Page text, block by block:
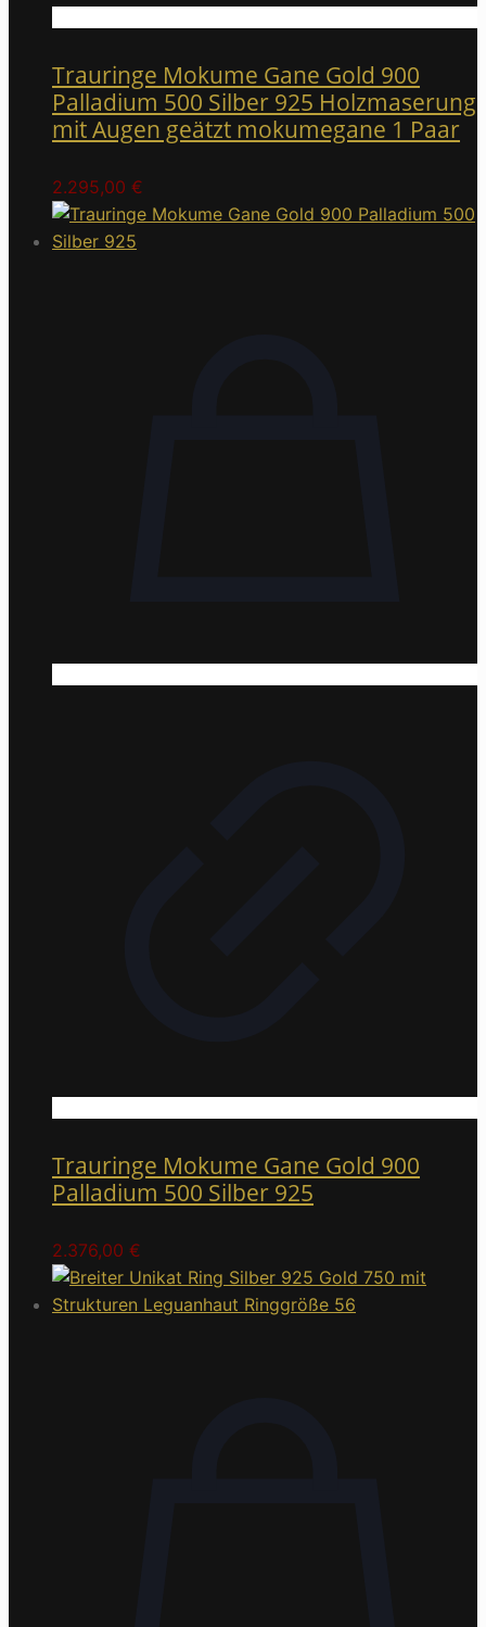
Trauringe Mokume Gane Gold 900
Palladium 500 Silber 925 Holzmaserung
mit Augen geätzt mokumegane 1 Paar
2.295,00 €
Trauringe Mokume Gane Gold 900
Palladium 500 Silber 925
2.376,00 €